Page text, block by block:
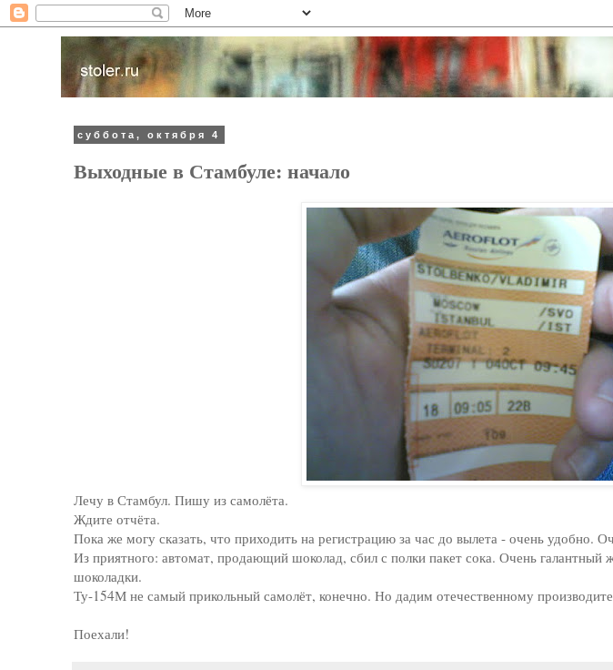
суббота, октября 4
Выходные в Стамбуле: начало
Лечу в Стамбул. Пишу из самолёта.
Ждите отчёта.
Пока же могу сказать, что приходить на регистрацию за час до вылета - очень удобно.
Из приятного: автомат, продающий шоколад, сбил с полки пакет сока. Очень галантный
шоколадки.
Ту-154М не самый прикольный самолёт, конечно. Но дадим отечественному
Поехали!